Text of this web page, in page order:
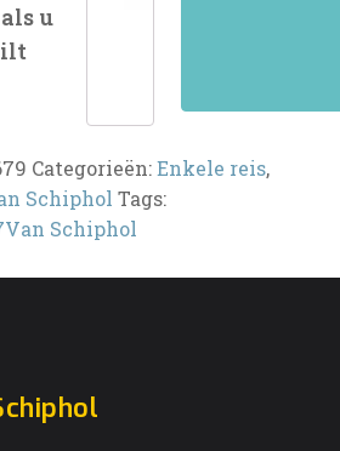
u
Categorieën:Enkele reis,
Schiphol Tags:
Schiphol